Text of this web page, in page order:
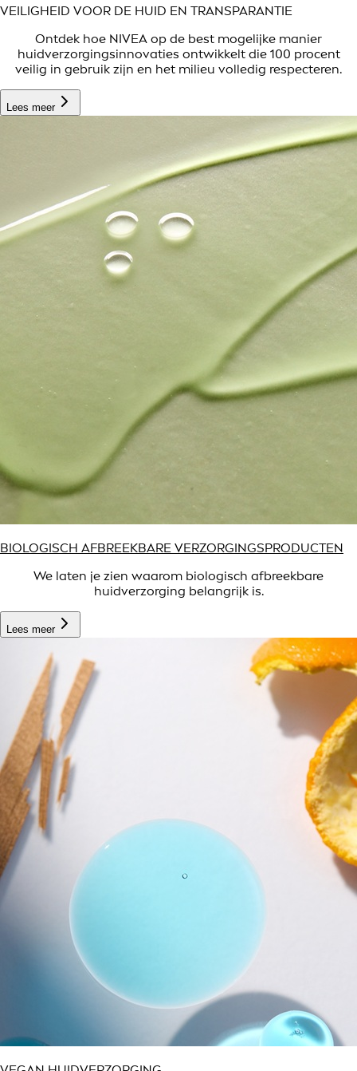
VEILIGHEID VOOR DE HUID EN TRANSPARANTIE
Ontdek hoe NIVEA op de best mogelijke manier
huidverzorgingsinnovaties ontwikkelt die 100 procent
veilig in gebruik zijn en het milieu volledig respecteren.
Lees meer
BIOLOGISCH AFBREEKBARE VERZORGINGSPRODUCTEN
We laten je zien waarom biologisch afbreekbare
huidverzorging belangrijk is.
Lees meer